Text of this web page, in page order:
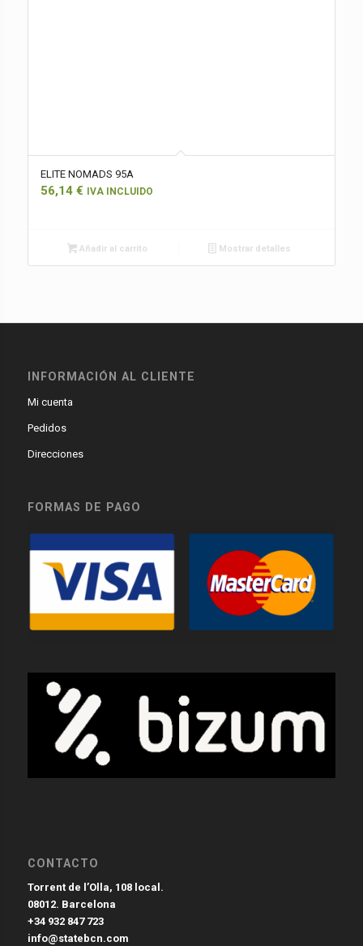
ELITE NOMADS 95A
56,14 € IVA INCLUIDO
Añadir al carrito Mostrar detalles
INFORMACIÓN AL CLIENTE
Mi cuenta
Pedidos
Direcciones
FORMAS DE PAGO
CONTACTO
Torrent de l’Olla, 108 local.
08012. Barcelona
+34 932 847 723
info@statebcn.com